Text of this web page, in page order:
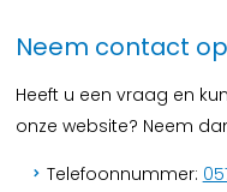
Neem contact op
Heeft u een vraag en
onze website? Neem
Telefoonnummer: